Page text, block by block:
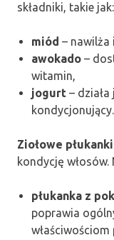
składniki, takie jak:
miód – nawilża
awokado –
witamin,
jogurt –
kondycjonujący.
Ziołowe płukanki
kondycję włosów.
płukanka z
poprawia